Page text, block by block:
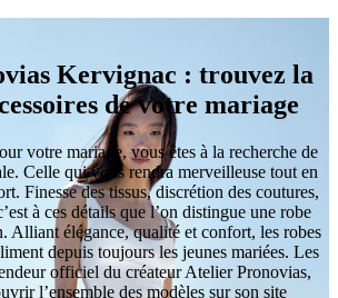
Kervignac : trouvez la
de votre mariage
votre mariage, vous êtes à la recherche de
Celle qui vous rendra merveilleuse tout en
Finesse des tissus, discrétion des coutures,
à ces détails que l’on distingue une robe
Alliant élégance, qualité et confort, les robes
depuis toujours les jeunes mariées. Les
officiel du créateur Atelier Pronovias,
l’ensemble des modèles sur son site